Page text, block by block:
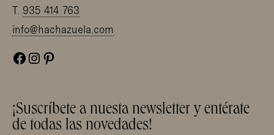
T. 935 414 763
info@hachazuela.com
Facebook
Instagram
Pinterest
¡Suscríbete a nuesta newsletter y entérate
de todas las novedades!